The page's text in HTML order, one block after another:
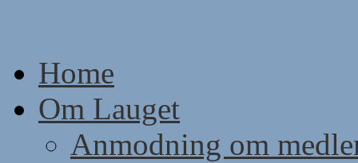
Home
Om Lauget
Anmodning om